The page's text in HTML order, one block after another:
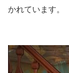
かれています。